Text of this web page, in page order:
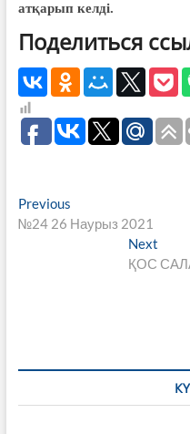
атқарып келді.
Поделиться
Навигация
по
PreviousPrevious
post:
№24 26 Наурыз 2021
Next
post:
ҚОС